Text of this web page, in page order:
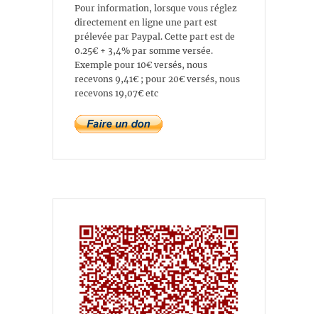
Pour information, lorsque vous réglez
directement en ligne une part est
prélevée par Paypal. Cette part est de
0.25€ + 3,4% par somme versée.
Exemple pour 10€ versés, nous
recevons 9,41€ ; pour 20€ versés, nous
recevons 19,07€ etc